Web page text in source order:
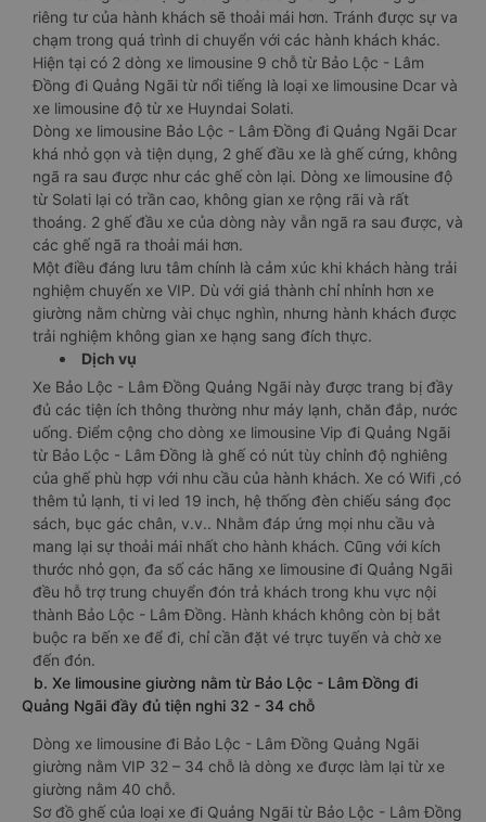
riêng tư của hành khách sẽ thoải mái hơn. Tránh được sự va
chạm trong quá trình di chuyển với các hành khách khác.
Hiện tại có 2 dòng xe limousine 9 chỗ từ Bảo Lộc - Lâm
Đồng đi Quảng Ngãi từ nổi tiếng là loại xe limousine Dcar và
xe limousine độ từ xe Huyndai Solati.
Dòng xe limousine Bảo Lộc - Lâm Đồng đi Quảng Ngãi Dcar
khá nhỏ gọn và tiện dụng, 2 ghế đầu xe là ghế cứng, không
ngã ra sau được như các ghế còn lại. Dòng xe limousine độ
từ Solati lại có trần cao, không gian xe rộng rãi và rất
thoáng. 2 ghế đầu xe của dòng này vẫn ngã ra sau được, và
các ghế ngã ra thoải mái hơn.
Một điều đáng lưu tâm chính là cảm xúc khi khách hàng trải
nghiệm chuyến xe VIP. Dù với giá thành chỉ nhỉnh hơn xe
giường nằm chừng vài chục nghìn, nhưng hành khách được
trải nghiệm không gian xe hạng sang đích thực.
Dịch vụ
Xe Bảo Lộc - Lâm Đồng Quảng Ngãi này được trang bị đầy
đủ các tiện ích thông thường như máy lạnh, chăn đắp, nước
uống. Điểm cộng cho dòng xe limousine Vip đi Quảng Ngãi
từ Bảo Lộc - Lâm Đồng là ghế có nút tùy chỉnh độ nghiêng
của ghế phù hợp với nhu cầu của hành khách. Xe có Wifi ,có
thêm tủ lạnh, ti vi led 19 inch, hệ thống đèn chiếu sáng đọc
sách, bục gác chân, v.v.. Nhằm đáp ứng mọi nhu cầu và
mang lại sự thoải mái nhất cho hành khách. Cũng với kích
thước nhỏ gọn, đa số các hãng xe limousine đi Quảng Ngãi
đều hỗ trợ trung chuyển đón trả khách trong khu vực nội
thành Bảo Lộc - Lâm Đồng. Hành khách không còn bị bắt
buộc ra bến xe để đi, chỉ cần đặt vé trực tuyến và chờ xe
đến đón.
b. Xe limousine giường nằm từ Bảo Lộc - Lâm Đồng đi
Quảng Ngãi đầy đủ tiện nghi 32 - 34 chỗ
Dòng xe limousine đi Bảo Lộc - Lâm Đồng Quảng Ngãi
giường nằm VIP 32 – 34 chỗ là dòng xe được làm lại từ xe
giường nằm 40 chỗ.
Sơ đồ ghế của loại xe đi Quảng Ngãi từ Bảo Lộc - Lâm Đồng